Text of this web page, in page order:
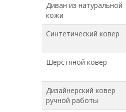
Диван из натуральной
кожи
Синтетический ковер
Шерстяной ковер
Дизайнерский ковер
ручной работы